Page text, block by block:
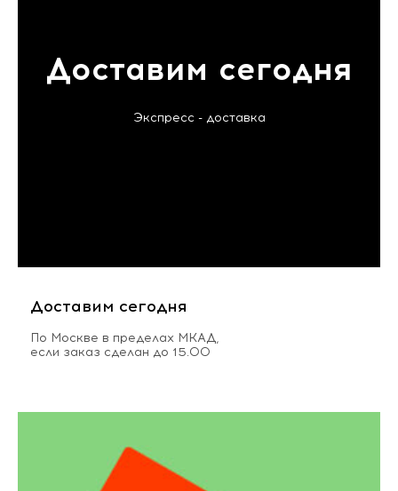
Доставим сегодня
Экспресс - доставка
Доставим сегодня
По Москве в пределах МКАД,
если заказ сделан до 15.00